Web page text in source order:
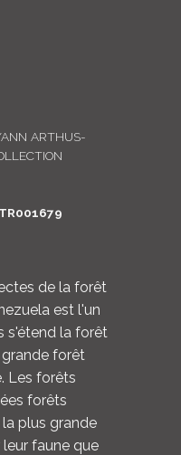
ARTHUS-
de la forêt
est l'un
s'étend la forêt
forêt
Les forêts
forêts
plus grande
faune que